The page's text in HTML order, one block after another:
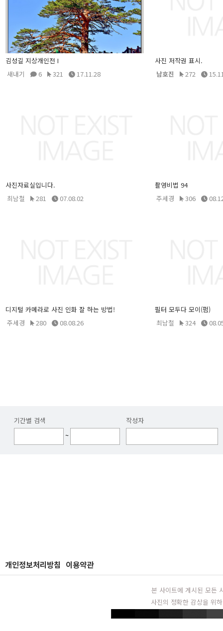
김성길 지상개인전 I
새내기
6 321 17.11.28
사진 저작권 표시.
남호진
272
사진자료실입니다.
최남철
281 07.08.02
촬영비법 94
주세경
306
디지털 카메라로 사진 인화 잘 하는 방법!
주세경
280 08.08.26
필터 모두다 모이(펌)
최남철
324
기간별 검색
~
작성자
개인정보처리방침 이용약관
본 사이트에 게시된 모든
사진의 정확한 감상을 위